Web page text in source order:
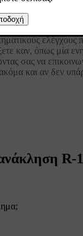
καν, όπως μία
σας να
και αν δεν